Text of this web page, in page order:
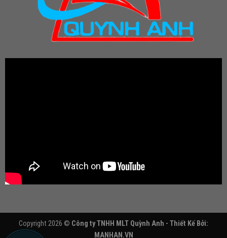
Copyright 2026 © Công ty TNHH MLT Quỳnh Anh - Thiết Kế Bởi:
MANHAN.VN